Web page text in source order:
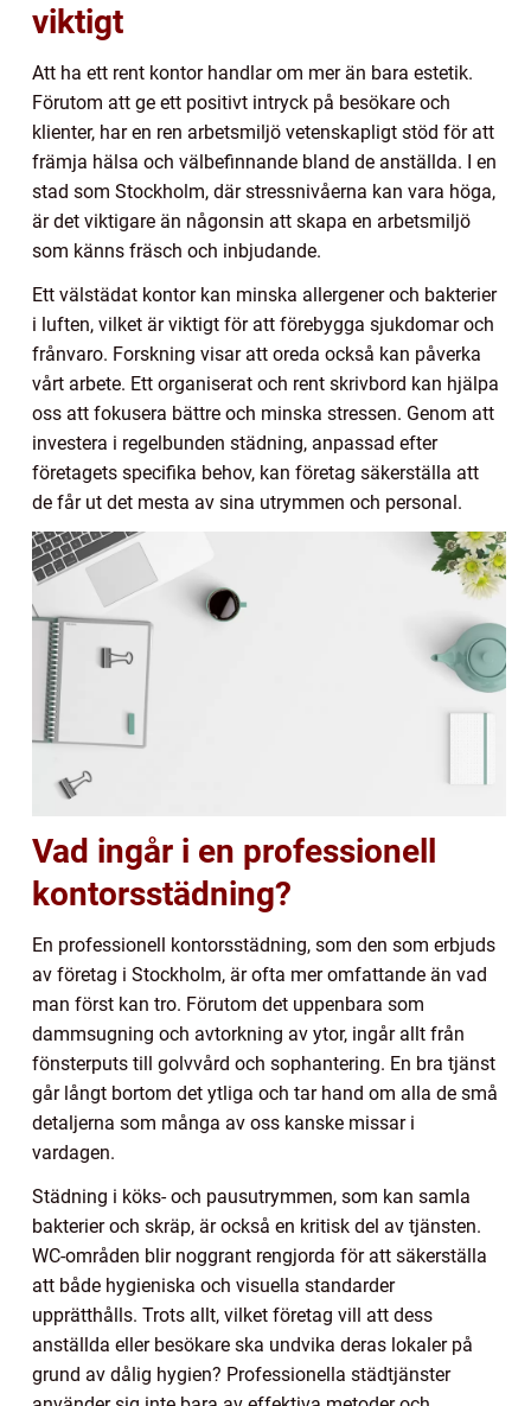
viktigt
Att ha ett rent kontor handlar om mer än bara estetik.
Förutom att ge ett positivt intryck på besökare och
klienter, har en ren arbetsmiljö vetenskapligt stöd för att
främja hälsa och välbefinnande bland de anställda. I en
stad som Stockholm, där stressnivåerna kan vara höga,
är det viktigare än någonsin att skapa en arbetsmiljö
som känns fräsch och inbjudande.
Ett välstädat kontor kan minska allergener och bakterier
i luften, vilket är viktigt för att förebygga sjukdomar och
frånvaro. Forskning visar att oreda också kan påverka
vårt arbete. Ett organiserat och rent skrivbord kan hjälpa
oss att fokusera bättre och minska stressen. Genom att
investera i regelbunden städning, anpassad efter
företagets specifika behov, kan företag säkerställa att
de får ut det mesta av sina utrymmen och personal.
Vad ingår i en professionell
kontorsstädning?
En professionell kontorsstädning, som den som erbjuds
av företag i Stockholm, är ofta mer omfattande än vad
man först kan tro. Förutom det uppenbara som
dammsugning och avtorkning av ytor, ingår allt från
fönsterputs till golvvård och sophantering. En bra tjänst
går långt bortom det ytliga och tar hand om alla de små
detaljerna som många av oss kanske missar i
vardagen.
Städning i köks- och pausutrymmen, som kan samla
bakterier och skräp, är också en kritisk del av tjänsten.
WC-områden blir noggrant rengjorda för att säkerställa
att både hygieniska och visuella standarder
upprätthålls. Trots allt, vilket företag vill att dess
anställda eller besökare ska undvika deras lokaler på
grund av dålig hygien? Professionella städtjänster